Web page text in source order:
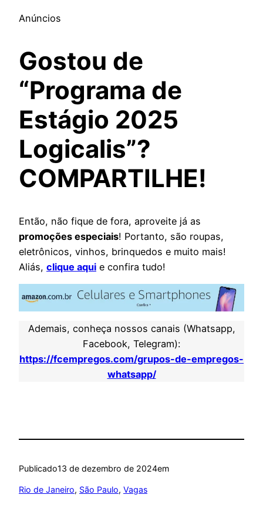
Anúncios
Gostou de
“Programa de
Estágio 2025
Logicalis”?
COMPARTILHE!
Então, não fique de fora, aproveite já as
promoções especiais! Portanto, são roupas,
eletrônicos, vinhos, brinquedos e muito mais!
Aliás, clique aqui e confira tudo!
Ademais, conheça nossos canais (Whatsapp,
Facebook, Telegram):
https://fcempregos.com/grupos-de-empregos-
whatsapp/
Publicado13 de dezembro de 2024em
Rio de Janeiro, São Paulo, Vagas